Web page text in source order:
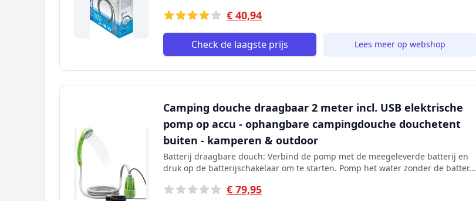
€ 40,94
Check de laagste prijs Lees meer op webshop
Camping douche draagbaar 2 meter incl. USB elektrische
pomp op accu - ophangbare campingdouche douchetent
buiten - kamperen & outdoor
Batterij draagbare douch: Verbind de pomp met de meegeleverde batterij en
druk op de batterijschakelaar om te starten. Pomp het water zonder de batter...
€ 79,95